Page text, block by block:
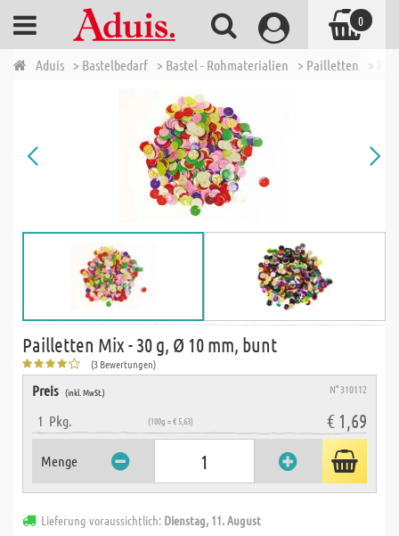
Aduis > Bastelbedarf > Bastel - Rohmaterialien > Pailletten >
Pailletten Mix - 30 g, Ø 10 mm, bunt
(3 Bewertungen)
Preis (inkl. MwSt.) N° 310112
1 Pkg. (100g = € 5,63) € 1,69
Menge
Lieferung voraussichtlich: Dienstag, 11. August
0